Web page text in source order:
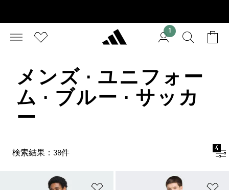
1
メンズ · ユニフォー
ム · ブルー · サッカ
ー
検索結果：38件
4
ほしいものリストに追加